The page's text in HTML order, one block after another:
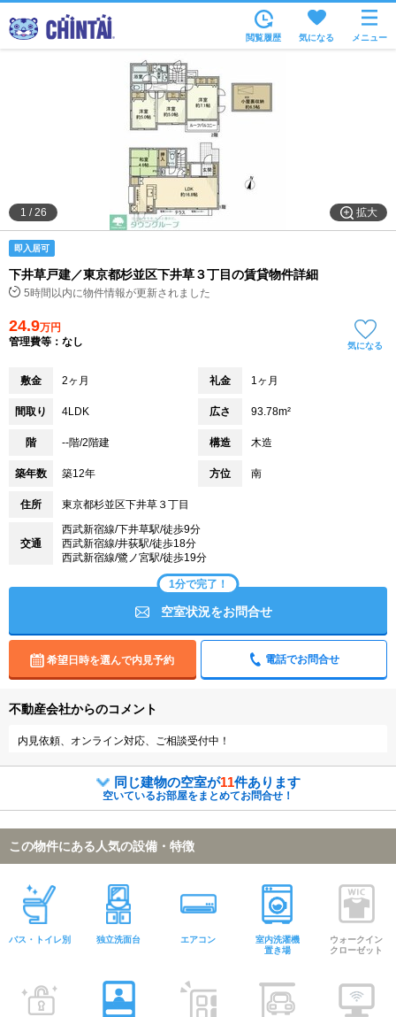
住所から
家賃相場から
通勤通学時間から
物件特集から
不動産会社から
閲覧履歴 気になる メニュー
拡大
1 /26
即入居可
下井草戸建／東京都杉並区下井草３丁目の賃貸物件詳細
5時間以内に物件情報が更新されました
24.9万円
管理費等：なし
気になる
敷金 2ヶ月 礼金 1ヶ月
間取り 4LDK 広さ 93.78m²
階 --階/2階建 構造 木造
築年数 築12年 方位 南
住所 東京都杉並区下井草３丁目
交通
西武新宿線/下井草駅/徒歩9分
西武新宿線/井荻駅/徒歩18分
西武新宿線/鷺ノ宮駅/徒歩19分
1分で完了！
空室状況をお問合せ
希望日時を選んで内見予約 電話でお問合せ
不動産会社からのコメント
内見依頼、オンライン対応、ご相談受付中！
同じ建物の空室が11件あります
空いているお部屋をまとめてお問合せ！
この物件にある人気の設備・特徴
バス・トイレ別 独立洗面台 エアコン
室内洗濯機
置き場
ウォークイン
クローゼット